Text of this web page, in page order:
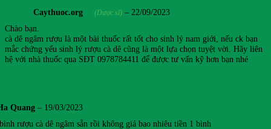
Caythuoc.org (Dược sĩ) – 22/09/2023
Chào bạn.
cà dê ngâm rượu là một bài thuốc rất tốt cho sinh lý nam giới, nếu ck bạn
mắc chứng yếu sinh lý rượu cà dê cũng là một lựa chọn tuyệt vời. Hãy liên
hệ với nhà thuốc qua SĐT 0978784411 để được tư vấn kỹ hơn bạn nhé
Quang – 19/03/2023
rượu cà dê ngâm sẵn rồi không giá bao nhiêu tiền 1 bình